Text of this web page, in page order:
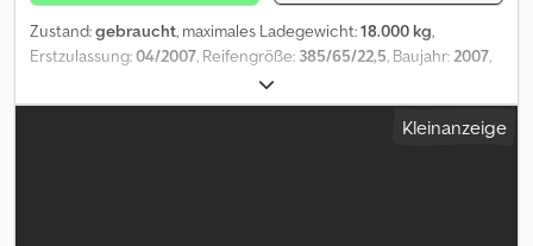
Zustand:gebraucht, maximales Ladegewicht:18.000 kg,
Erstzulassung:04/2007, Reifengröße: 385/65/22,5, Baujahr:2007,
Interne Nr. 2051 Besichtigung bitte nur nach Terminabsprache -
TÜV bis 11/27 - Pneumatische Heckklappenverriegelung -
Kugelkupplung K80 Federung: • 1.Achse: Luftgefedert • 2.Achse:
Kleinanzeige